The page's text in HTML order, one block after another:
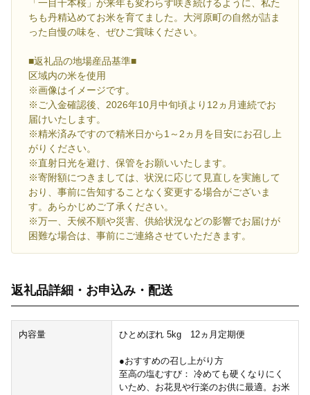
「一目千本桜」が来年も変わらず咲き続けるように、私た
ちも丹精込めてお米を育てました。大河原町の自然が詰ま
った自慢の味を、ぜひご賞味ください。
■返礼品の地場産品基準■
区域内の米を使用
※画像はイメージです。
※ご入金確認後、2026年10月中旬頃より12ヵ月連続でお
届けいたします。
※精米済みですので精米日から1～2ヵ月を目安にお召し上
がりください。
※直射日光を避け、保管をお願いいたします。
※寄附額につきましては、状況に応じて見直しを実施して
おり、事前に告知することなく変更する場合がございま
す。あらかじめご了承ください。
※万一、天候不順や災害、供給状況などの影響でお届けが
困難な場合は、事前にご連絡させていただきます。
返礼品詳細・お申込み・配送
内容量 ひとめぼれ 5kg 12ヵ月定期便
●おすすめの召し上がり方
至高の塩むすび： 冷めても硬くなりにく
いため、お花見や行楽のお供に最適。お米